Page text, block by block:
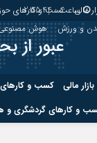
ساعت :2:55:44 مالی کسب و کارهای
و ورزش هوش
عبور از
مالی کسب و کارهای
و کارهای گردشگری و